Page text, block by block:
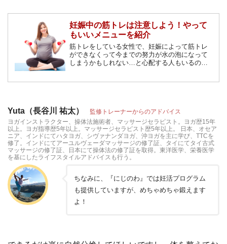
妊娠中の筋トレは注意しよう！やって
もいいメニューを紹介
筋トレをしている女性で、妊娠によって筋トレ
ができなくって今までの努力が水の泡になって
しまうかもしれない…と心配する人もいるので
Yuta（長谷川 祐太） 監修トレーナーからのアドバイス
ヨガインストラクター、操体法施術者、マッサージセラピスト。ヨガ歴15年
以上。ヨガ指導歴5年以上。マッサージセラピスト歴5年以上。 日本、オセア
ニア、インドにてハタヨガ、シヴァナンダヨガ、沖ヨガを主に学び、TTCを
修了。インドにてアーユルヴェーダマッサージの修了証、タイにてタイ古式
マッサージの修了証、日本にて操体法の修了証を取得。東洋医学、栄養医学
を基にしたライフスタイルアドバイスも行う。
ちなみに、『にじのわ』では妊活プログラム
も提供していますが、めちゃめちゃ鍛えます
よ！